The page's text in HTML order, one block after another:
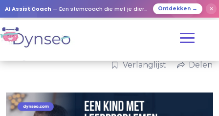
AI Assist Coach — Een stemcoach die met je dierbaren speelt Ontdekken → ✕
Verlanglijst Delen